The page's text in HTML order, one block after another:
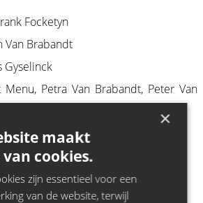
Focketyn
Van Brabandt
Gyselinck
Petra Van Brabandt, Peter Van
Vermeulen
×
maakt
cookies.
zijn essentieel voor een
van de website, terwijl